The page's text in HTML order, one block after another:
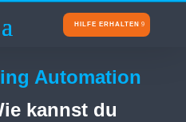
HILFE ERHALTEN
Automation
kannst du